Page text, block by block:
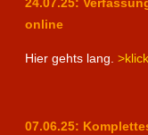
online
Hier gehts lang.
07.06.25: